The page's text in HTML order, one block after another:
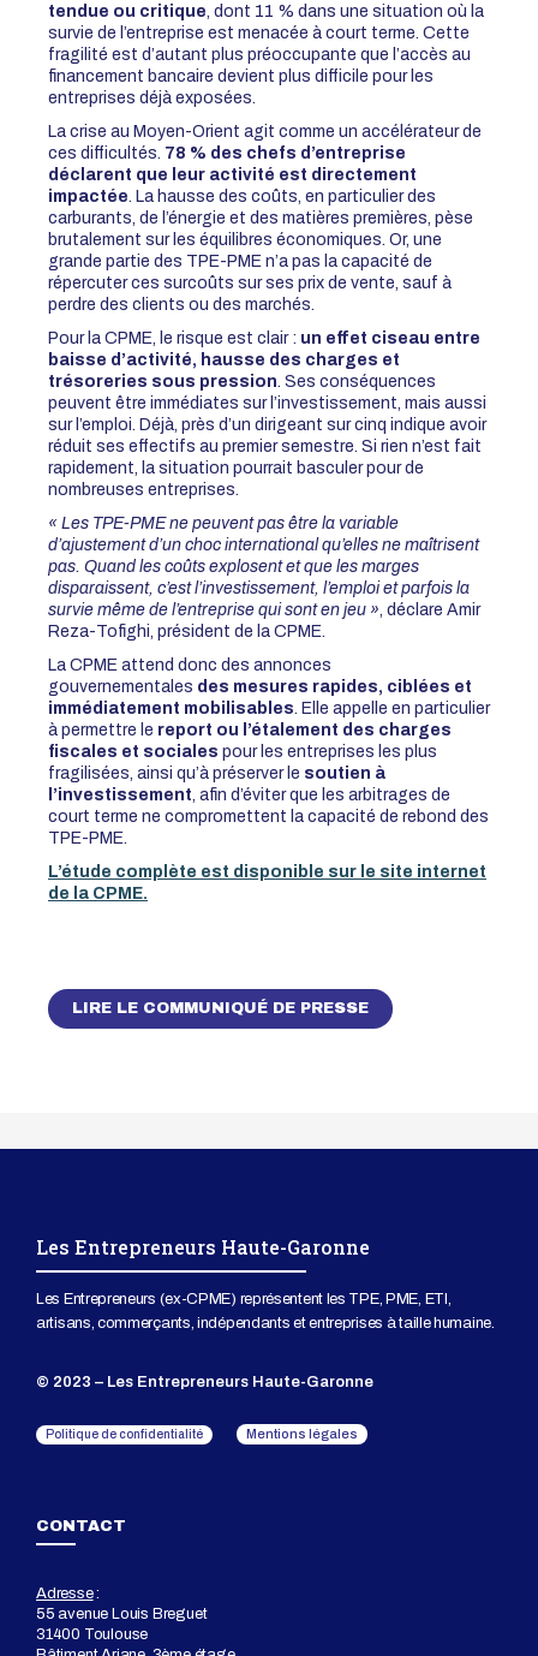
tendue ou critique , dont 11 % dans une situation où la
survie de l’entreprise est menacée à court terme. Cette
fragilité est d’autant plus préoccupante que l’accès au
financement bancaire devient plus difficile pour les
entreprises déjà exposées.
La crise au Moyen-Orient agit comme un accélérateur de
ces difficultés. 78 % des chefs d’entreprise
déclarent que leur activité est directement
impactée . La hausse des coûts, en particulier des
carburants, de l’énergie et des matières premières, pèse
brutalement sur les équilibres économiques. Or, une
grande partie des TPE-PME n’a pas la capacité de
répercuter ces surcoûts sur ses prix de vente, sauf à
perdre des clients ou des marchés.
Pour la CPME, le risque est clair : un effet ciseau entre
baisse d’activité, hausse des charges et
trésoreries sous pression . Ses conséquences
peuvent être immédiates sur l’investissement, mais aussi
sur l’emploi. Déjà, près d’un dirigeant sur cinq indique avoir
réduit ses effectifs au premier semestre. Si rien n’est fait
rapidement, la situation pourrait basculer pour de
nombreuses entreprises.
« Les TPE-PME ne peuvent pas être la variable
d’ajustement d’un choc international qu’elles ne maîtrisent
pas. Quand les coûts explosent et que les marges
disparaissent, c’est l’investissement, l’emploi et parfois la
survie même de l’entreprise qui sont en jeu » , déclare Amir
Reza-Tofighi, président de la CPME.
La CPME attend donc des annonces
gouvernementales des mesures rapides, ciblées et
immédiatement mobilisables . Elle appelle en particulier
à permettre le report ou l’étalement des charges
fiscales et sociales pour les entreprises les plus
fragilisées, ainsi qu’à préserver le soutien à
l’investissement , afin d’éviter que les arbitrages de
court terme ne compromettent la capacité de rebond des
TPE-PME.
L’étude complète est disponible sur le site internet
de la CPME.
LIRE LE COMMUNIQUÉ DE PRESSE
Les Entrepreneurs Haute-Garonne
Les Entrepreneurs (ex-CPME) représentent les TPE, PME, ETI,
artisans, commerçants, indépendants et entreprises à taille humaine.
© 2023 – Les Entrepreneurs Haute-Garonne
Politique de confidentialité Mentions légales
CONTACT
Adresse:
55 avenue Louis Breguet
31400 Toulouse